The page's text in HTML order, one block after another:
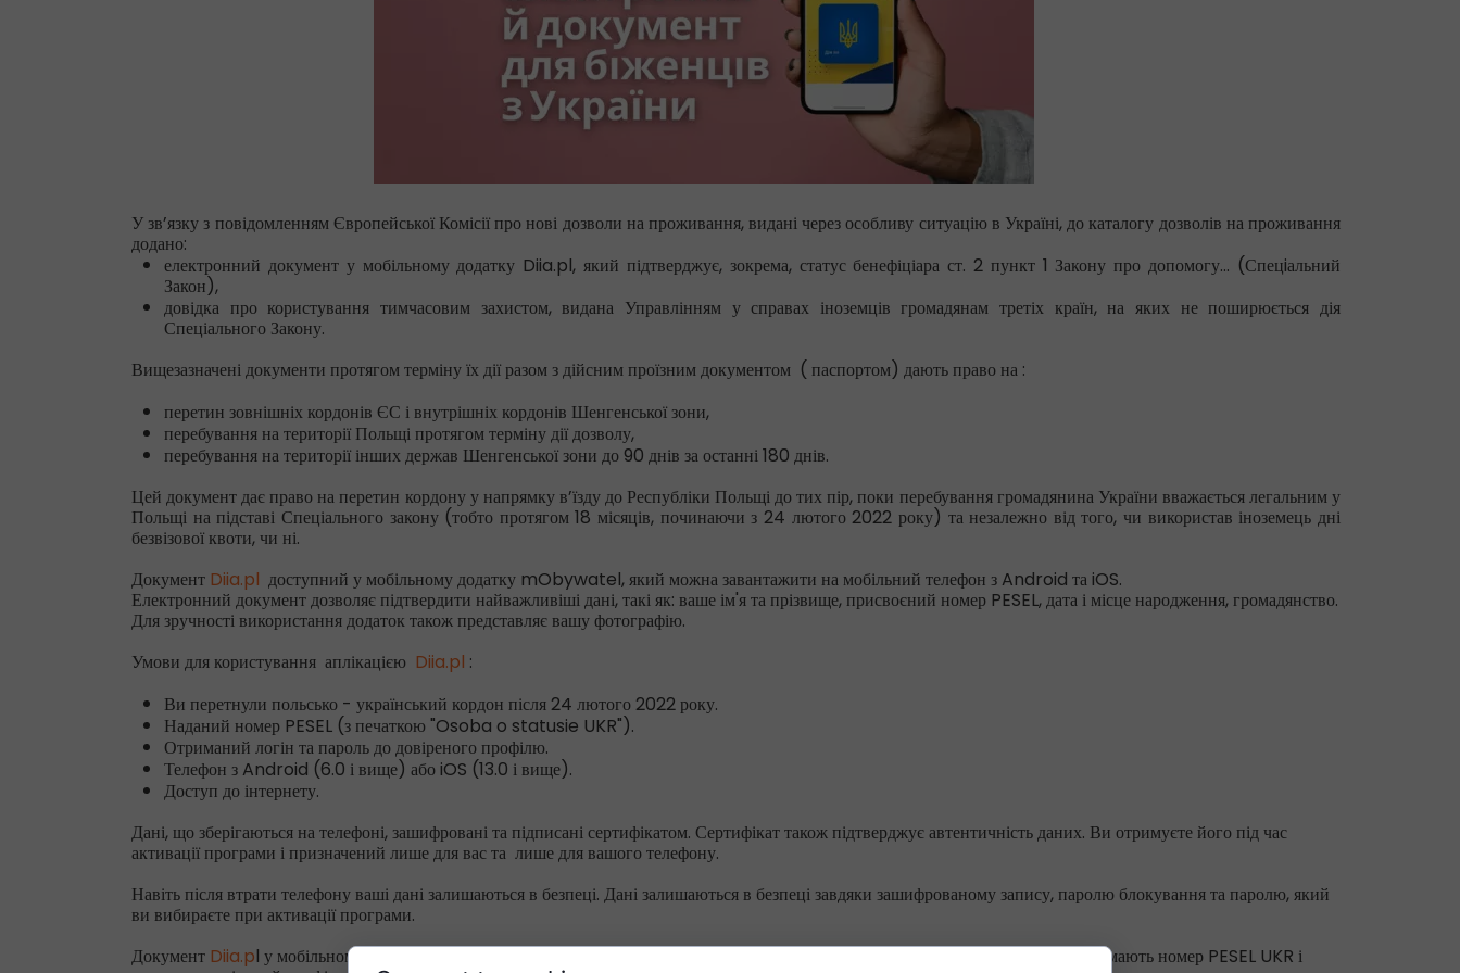
У зв’язку з повідомленням Європейської Комісії про нові дозволи на проживання, видані через особливу ситуацію в Україні, до каталогу дозволів на проживання
додано:
електронний документ у мобільному додатку Diia.pl, який підтверджує, зокрема, статус бенефіціара ст. 2 пункт 1 Закону про допомогу... (Спецiальний
Закон),
довідка про користування тимчасовим захистом, видана Управлінням у справах іноземців громадянам третіх країн, на яких не поширюється дія
Спеціального Закону.
Вищезазначені документи протягом терміну їх дії разом з дійсним проїзним документом ( паспортом) дають право на :
перетин зовнішніх кордонів ЄС і внутрішніх кордонів Шенгенської зони,
перебування на території Польщі протягом терміну дії дозволу,
перебування на території інших держав Шенгенської зони до 90 днів за останні 180 днів.
Цей документ дає право на перетин кордону у напрямку в’їзду до Республіки Польщі до тих пір, поки перебування громадянина України вважається легальним у
Польщі на підставі Спеціального закону (тобто протягом 18 місяців, починаючи з 24 лютого 2022 року) та незалежно від того, чи використав іноземець дні
безвізової квоти, чи ні.
Документ Diia.pl доступний у мобільному додатку mObywatel, який можна завантажити на мобільний телефон з Android та iOS.
Електронний документ дозволяє підтвердити найважливіші дані, такі як: ваше ім'я та прізвище, присвоєний номер PESEL, дата і місце народження, громадянство.
Для зручності використання додаток також представляє вашу фотографію.
Умови для користування аплікацією Diia.pl :
Ви перетнули польсько - український кордон після 24 лютого 2022 року.
Наданий номер PESEL (з печаткою "Osoba o statusie UKR").
Отриманий логін та пароль до довіреного профілю.
Телефон з Android (6.0 і вище) або iOS (13.0 і вище).
Доступ до інтернету.
Дані, що зберігаються на телефоні, зашифровані та підписані сертифікатом. Сертифікат також підтверджує автентичність даних. Ви отримуєте його під час
активації програми і призначений лише для вас та лише для вашого телефону.
Навіть після втрати телефону ваші дані залишаються в безпеці. Дані залишаються в безпеці завдяки зашифрованому запису, паролю блокування та паролю, який
ви вибираєте при активації програми.
Документ Diia.pl у мобільному додатку mObywatel доступний для тих осіб, на яких поширюється дія Спеціального закону і які мають номер PESEL UKR і